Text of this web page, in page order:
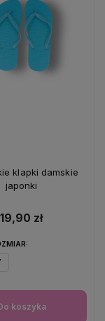
klapki damskie
japonki
19,90 zł
koszyka